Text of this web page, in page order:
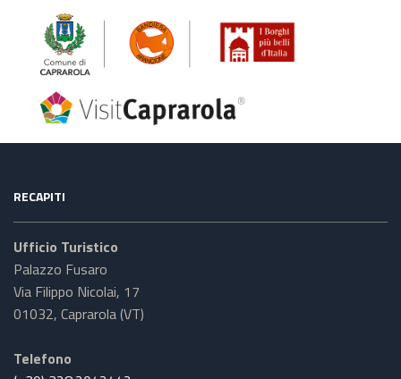
RECAPITI
Ufficio Turistico
Palazzo Fusaro
Via Filippo Nicolai, 17
01032, Caprarola (VT)
Telefono